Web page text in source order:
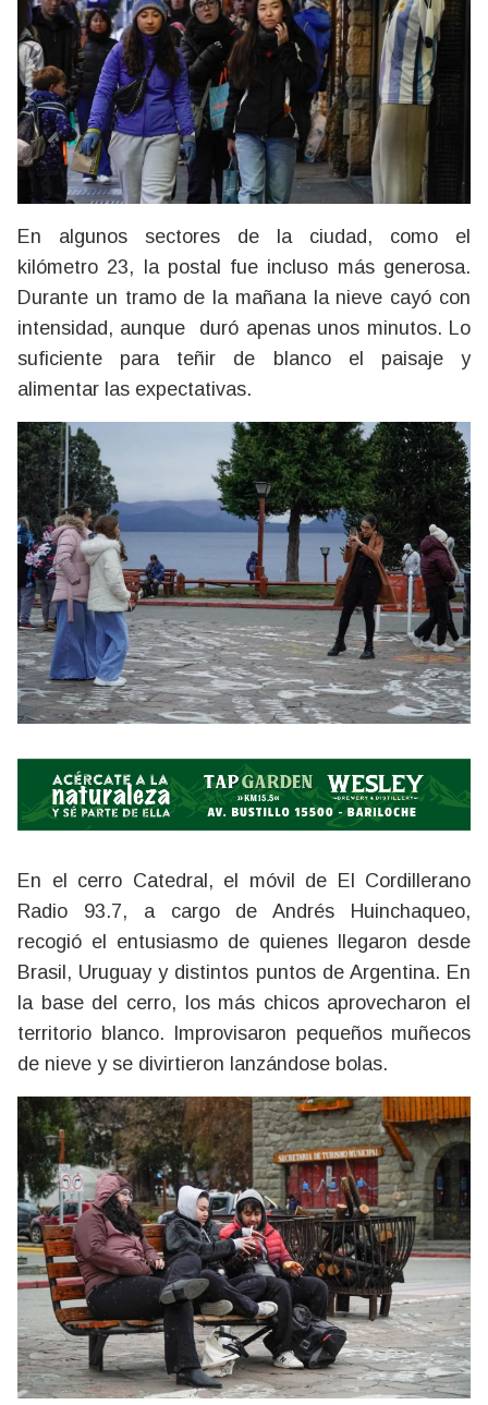
En algunos sectores de la ciudad, como el
kilómetro 23, la postal fue incluso más generosa.
Durante un tramo de la mañana la nieve cayó con
intensidad, aunque duró apenas unos minutos. Lo
suficiente para teñir de blanco el paisaje y
alimentar las expectativas.
En el cerro Catedral, el móvil de El Cordillerano
Radio 93.7, a cargo de Andrés Huinchaqueo,
recogió el entusiasmo de quienes llegaron desde
Brasil, Uruguay y distintos puntos de Argentina. En
la base del cerro, los más chicos aprovecharon el
territorio blanco. Improvisaron pequeños muñecos
de nieve y se divirtieron lanzándose bolas.